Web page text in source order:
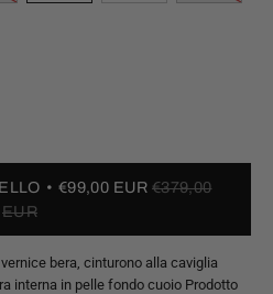
€99,00 EUR €379,00
EUR
bera, cinturono alla caviglia
interna in pelle fondo cuoio Prodotto